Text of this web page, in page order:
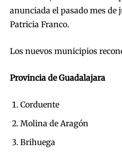
anunciada el pasado mes de
Patricia Franco.
Los nuevos municipios
Provincia de Guadalajara
Corduente
Molina de Aragón
Brihuega